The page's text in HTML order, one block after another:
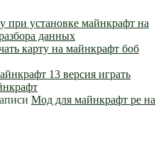
при установке майнкрафт на
данных
карту на майнкрафт боб
13 версия играть
Мод для майнкрафт pe на